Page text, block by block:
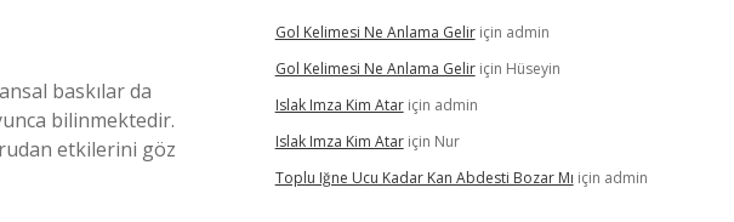
baskılar da
bilinmektedir.
etkilerini göz
Gol Kelimesi Ne Anlama Geliriçin admin
Gol Kelimesi Ne Anlama Geliriçin Hüseyin
Islak Imza Kim Atariçin admin
Islak Imza Kim Atariçin Nur
Toplu Iğne Ucu Kadar Kan Abdesti Bozar Mı için admin